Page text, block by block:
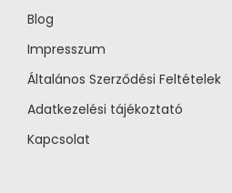
Blog
Impresszum
Általános Szerződési Feltételek
Adatkezelési tájékoztató
Kapcsolat